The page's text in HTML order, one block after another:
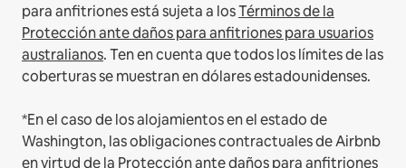
para anfitriones está sujeta a losTérminos de la
Protección ante daños para anfitriones para usuarios
australianos. Ten en cuenta que todos los límites de las
coberturas se muestran en dólares estadounidenses.
*En el caso de los alojamientos en el estado de
Washington, las obligaciones contractuales de Airbnb
en virtud de la Protección ante daños para anfitriones